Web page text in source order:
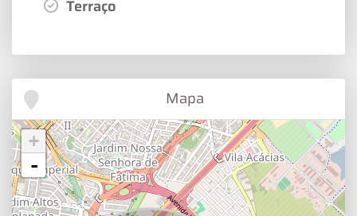
Terraço
Mapa
+
-